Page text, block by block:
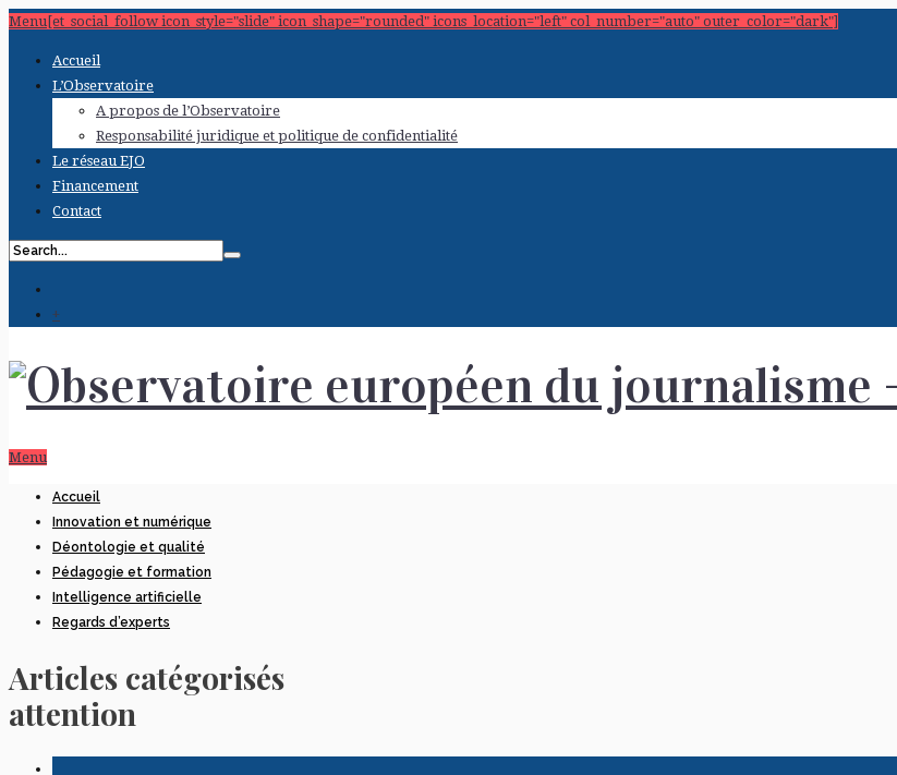
Menu[et_social_follow icon_style="slide" icon_shape="rounded" icons_location="left" col_number="auto" outer_color="dark"]
Accueil
L’Observatoire
A propos de l’Observatoire
Responsabilité juridique et politique de confidentialité
Le réseau EJO
Financement
Contact
+
Menu
Accueil
Innovation et numérique
Déontologie et qualité
Pédagogie et formation
Intelligence artificielle
Regards d’experts
Articles catégorisés
attention